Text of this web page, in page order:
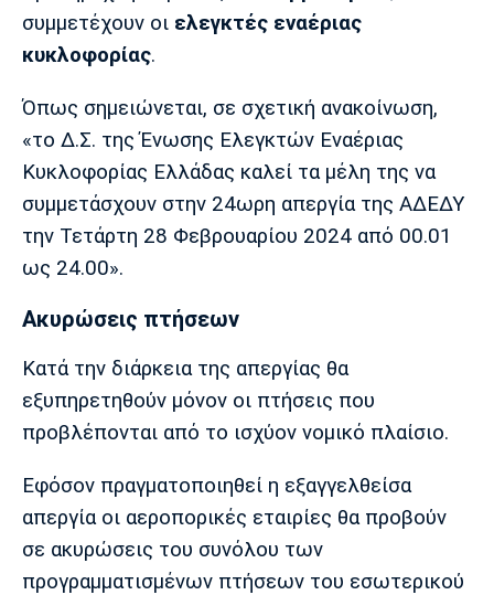
Πολιτισμός
Τραγούδια
Cine Spot
Running
Media
Παρασκήνιο
Πρόγραμμα TV
Μπαρτσελόνα
Ρεάλ
Ατλέτικο
Μάντσεστερ
Γιουνάιτεντ
Τσέλσι Άρσεναλ
Σίτι
συμμετέχουν οι ελεγκτές εναέριας
κυκλοφορίας.
Όπως σημειώνεται, σε σχετική ανακοίνωση,
«το Δ.Σ. της Ένωσης Ελεγκτών Εναέριας
Κυκλοφορίας Ελλάδας καλεί τα μέλη της να
συμμετάσχουν στην 24ωρη απεργία της ΑΔΕΔΥ
την Τετάρτη 28 Φεβρουαρίου 2024 από 00.01
ως 24.00».
Ακυρώσεις πτήσεων
Κατά την διάρκεια της απεργίας θα
εξυπηρετηθούν μόνον οι πτήσεις που
προβλέπονται από το ισχύον νομικό πλαίσιο.
Εφόσον πραγματοποιηθεί η εξαγγελθείσα
απεργία οι αεροπορικές εταιρίες θα προβούν
σε ακυρώσεις του συνόλου των
προγραμματισμένων πτήσεων του εσωτερικού